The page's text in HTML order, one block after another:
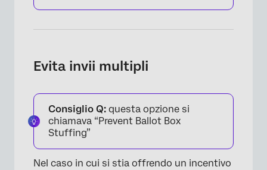
Evita invii multipli
Consiglio Q: questa opzione si
chiamava “Prevent Ballot Box
Stuffing”
Nel caso in cui si stia offrendo un incentivo